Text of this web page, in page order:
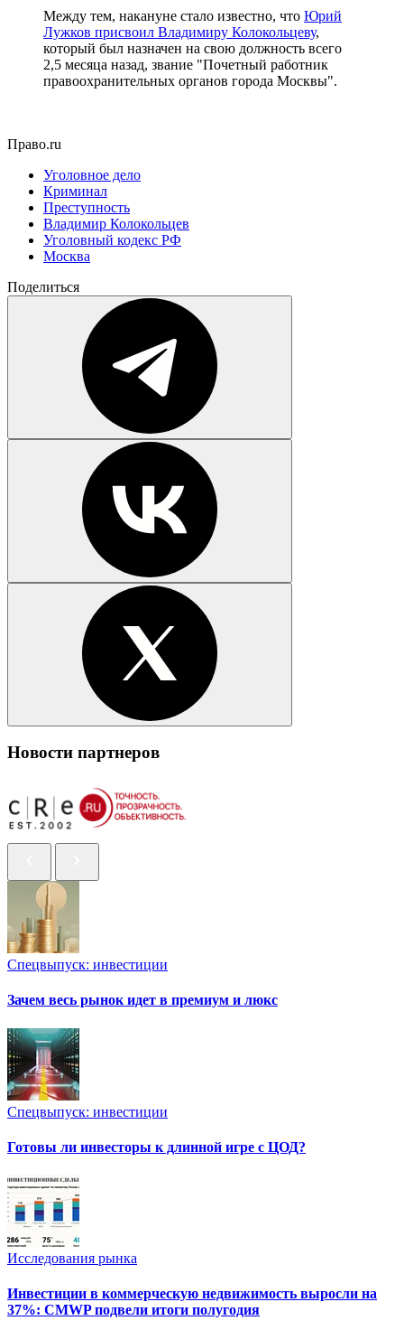
Между тем, накануне стало известно, что Юрий
Лужков присвоил Владимиру Колокольцеву,
который был назначен на свою должность всего
2,5 месяца назад, звание "Почетный работник
правоохранительных органов города Москвы".
Право.ru
Уголовное дело
Криминал
Преступность
Владимир Колокольцев
Уголовный кодекс РФ
Москва
Поделиться
Новости партнеров
Спецвыпуск: инвестиции
Зачем весь рынок идет в премиум и люкс
Спецвыпуск: инвестиции
Готовы ли инвесторы к длинной игре с ЦОД?
Исследования рынка
Инвестиции в коммерческую недвижимость выросли на
37%: CMWP подвели итоги полугодия